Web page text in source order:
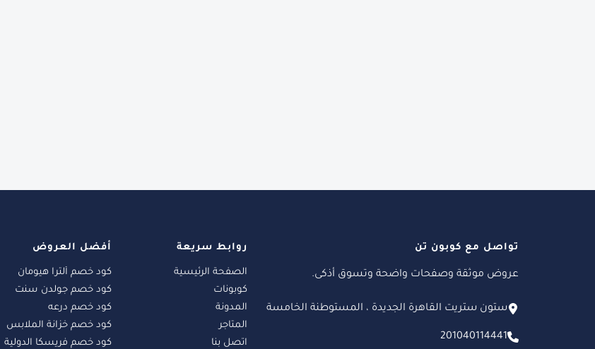
تواصل مع كوبون تن
عروض موثقة وصفحات واضحة وتسوق أذكى.
ستون ستريت القاهرة الجديدة ، المستوطنة الخامسة
201040114441
روابط سريعة
الصفحة الرئيسية
كوبونات
المدونة
المتاجر
اتصل بنا
أفضل العروض
كود خصم ألترا هيومان
كود خصم جولدن سنت
كود خصم درعه
كود خصم خزانة الملابس
كود خصم فريسكا الدولية